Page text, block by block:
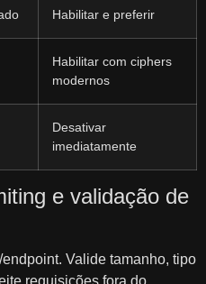
Habilitar e preferir
Habilitar com ciphers
modernos
Desativar
imediatamente
e validação de
Valide tamanho, tipo